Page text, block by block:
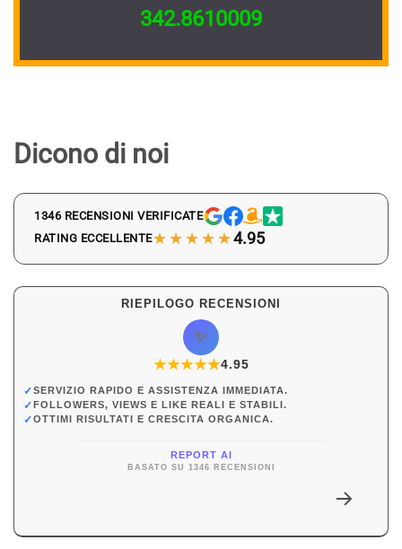
342.8610009
Dicono di noi
1346 RECENSIONI VERIFICATE
RATING ECCELLENTE★★★★★4.95
RIEPILOGO RECENSIONI
✨
★★★★★
★4.95
✓SERVIZIO RAPIDO E ASSISTENZA IMMEDIATA.
✓FOLLOWERS, VIEWS E LIKE REALI E STABILI.
✓OTTIMI RISULTATI E CRESCITA ORGANICA.
REPORT AI
BASATO SU 1346 RECENSIONI